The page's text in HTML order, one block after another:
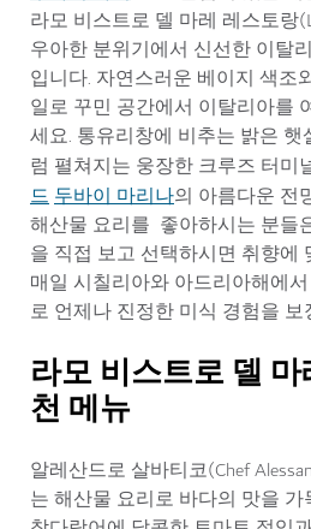
라모 비스트로 델 마레 레스토랑
우아한 분위기에서 신선한 이탈
입니다. 자연스러운 베이지 색조
일로 꾸민 공간에서 이탈리아를
세요. 통유리창에 비추는 밝은
럼 펼쳐지는 웅장한 크루즈 터미
드두바이 마리나의 아름다운 전
해산물 요리를 좋아하시는 분들
을 직접 보고 선택하시면 취향에
매일 시칠리아와 아드리아해에
로 언제나 진정한 미식 경험을 보
라모 비스트로 델
천 메뉴
알레산드로 살바티코(Chef
는 해산물 요리로 바다의 맛을